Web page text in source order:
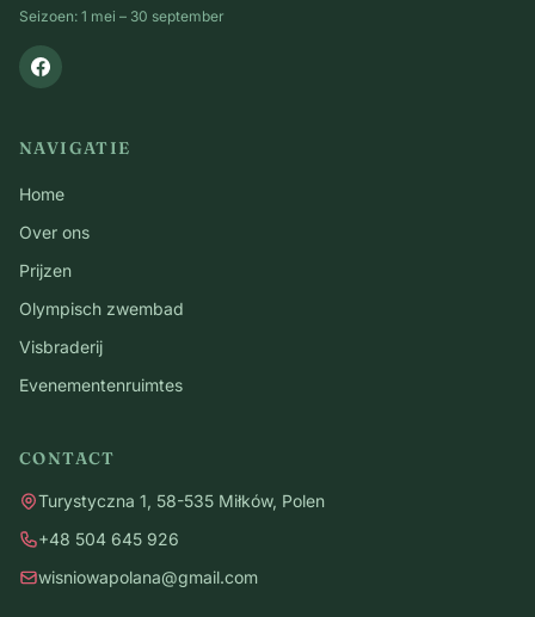
Seizoen: 1 mei – 30 september
NAVIGATIE
Home
Over ons
Prijzen
Olympisch zwembad
Visbraderij
Evenementenruimtes
CONTACT
Turystyczna 1, 58-535 Miłków, Polen
+48 504 645 926
wisniowapolana@gmail.com